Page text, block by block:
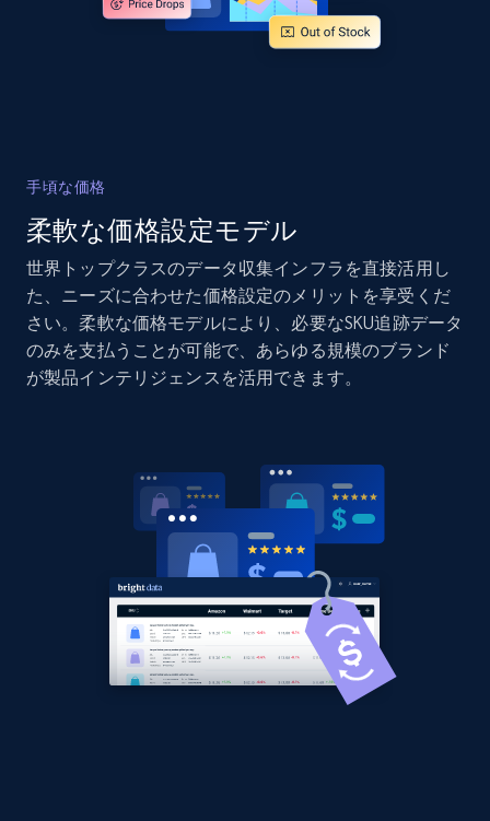
Home Depot US - Discover products by
specified UPC
Home Depot US - Discovery products by
specific category URL
URL, Domain, Country code, Model number,
Sku, Product id, Product name, Manufacturer,
and more.
Amazon products global dataset
Title, Seller name, Brand, Description, Initial
price, Currency, Availability, Reviews count, and
今すぐ始める
手頃な価格
柔軟な価格設定モデル
世界トップクラスのデータ収集インフラを直接活用し
た、ニーズに合わせた価格設定のメリットを享受くだ
さい。柔軟な価格モデルにより、必要なSKU追跡データ
のみを支払うことが可能で、あらゆる規模のブランド
が製品インテリジェンスを活用できます。